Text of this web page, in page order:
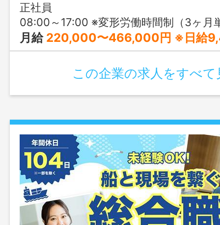
正社員
08:00～17:00 ※変形労働時間制（3ヶ月
月給 220,000〜466,000円 ※日給9,443～
この企業の求人をすべて